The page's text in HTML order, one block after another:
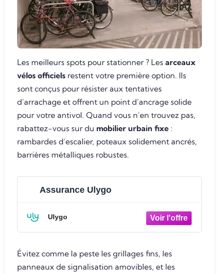
Les meilleurs spots pour stationner ? Les arceaux
vélos officiels restent votre première option. Ils
sont conçus pour résister aux tentatives
d’arrachage et offrent un point d’ancrage solide
pour votre antivol. Quand vous n’en trouvez pas,
rabattez-vous sur du mobilier urbain fixe :
rambardes d’escalier, poteaux solidement ancrés,
barrières métalliques robustes.
Assurance Ulygo
Ulygo
Évitez comme la peste les grillages fins, les
panneaux de signalisation amovibles, et les